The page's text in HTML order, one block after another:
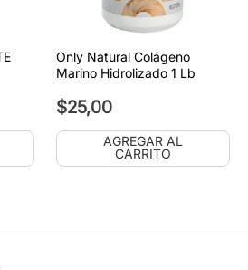
Only Natural Colágeno
Marino Hidrolizado 1 Lb
$25,00
AGREGAR AL
CARRITO